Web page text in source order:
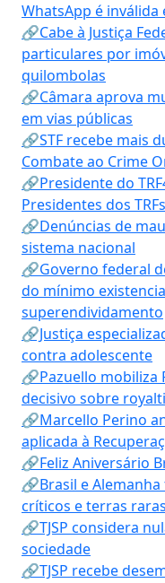
WhatsApp é inválida
🔗Cabe à Justiça
particulares por
quilombolas
🔗Câmara aprova
em vias públicas
🔗STF recebe mais
Combate ao Crime
🔗Presidente do
Presidentes dos TRFs
🔗Denúncias de
sistema nacional
🔗Governo federal
do mínimo
superendividamento
🔗Justiça
contra adolescente
🔗Pazuello mobiliza
decisivo sobre
🔗Marcello Perino
aplicada à
🔗Feliz Aniversário
🔗Brasil e
críticos e terras raras
🔗TJSP considera
sociedade
🔗TJSP recebe